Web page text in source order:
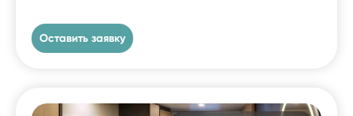
Оставить заявку